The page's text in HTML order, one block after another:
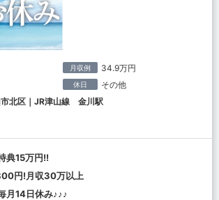
月収例 34.9万円
休日 その他
市北区｜JR津山線 金川駅
典15万円!!
円!月収30万以上
月14日休み♪♪♪